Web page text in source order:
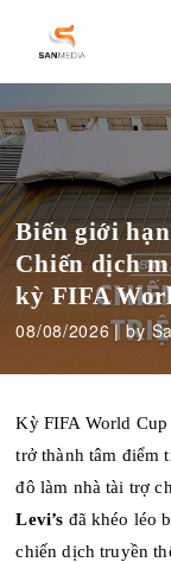
Biến giới
Chiến dịch
kỳ FIFA
08/08/2026 by
Kỳ FIFA World
trở thành tâm điểm
đô làm nhà tài trợ
Levi’s đã khéo léo
chiến dịch truyền